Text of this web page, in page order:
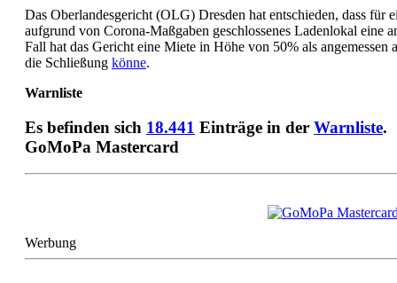
Das Oberlandesgericht (OLG) Dresden hat entschieden, dass für
aufgrund von Corona-Maßgaben geschlossenes Ladenlokal eine
Fall hat das Gericht eine Miete in Höhe von 50% als angemessen
die Schließung könne.
Warnliste
Es befinden sich 18.441 Einträge in der Warnliste.
GoMoPa Mastercard
Werbung